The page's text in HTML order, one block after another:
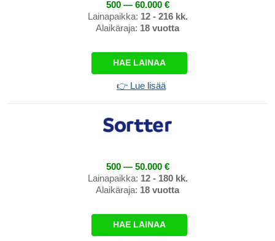
500 — 60.000 €
Lainapaikka: 12 - 216 kk.
Alaikäraja: 18 vuotta
HAE LAINAA
👉 Lue lisää
500 — 50.000 €
Lainapaikka: 12 - 180 kk.
Alaikäraja: 18 vuotta
HAE LAINAA